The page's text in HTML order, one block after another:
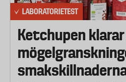
LABORATORIETEST
Ketchupen klarar